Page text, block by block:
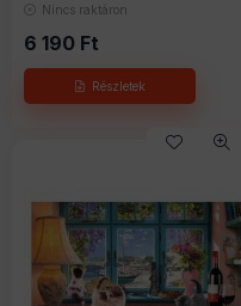
Nincs raktáron
6 190 Ft